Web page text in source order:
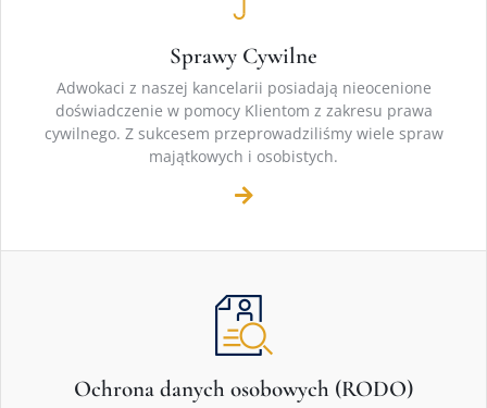
Sprawy Cywilne
Adwokaci z naszej kancelarii posiadają nieocenione
doświadczenie w pomocy Klientom z zakresu prawa
cywilnego. Z sukcesem przeprowadziliśmy wiele spraw
majątkowych i osobistych.
Ochrona danych osobowych (RODO)